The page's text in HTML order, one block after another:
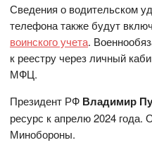
Сведения о водительском
телефона также будут
воинского учета.
к реестру через личный
МФЦ.
Президент РФ Владимир
ресурс к апрелю 2024 года.
Минобороны.